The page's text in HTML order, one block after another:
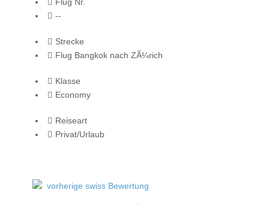
--
Strecke
Flug Bangkok nach ZÃ¼rich
Klasse
Economy
Reiseart
Privat/Urlaub
vorherige swiss Bewertung